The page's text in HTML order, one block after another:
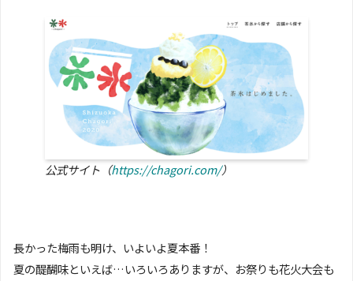
公式サイト（https://chagori.com/）
長かった梅雨も明け、いよいよ夏本番！
夏の醍醐味といえば…いろいろありますが、お祭りも花火大会も